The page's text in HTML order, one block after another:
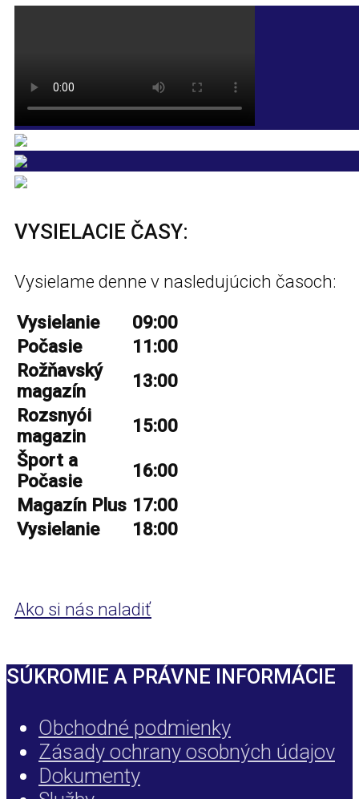
VYSIELACIE ČASY:
Vysielame denne v nasledujúcich časoch:
Vysielanie
09:00
Počasie
11:00
Rožňavský
magazín
13:00
Rozsnyói
magazin
15:00
Šport a
Počasie
16:00
Magazín Plus 17:00
Vysielanie
18:00
Ako si nás naladiť
SÚKROMIE A PRÁVNE INFORMÁCIE
Obchodné podmienky
Zásady ochrany osobných údajov
Dokumenty